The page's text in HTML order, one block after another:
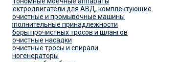
Электродвигатели для АВД, комплектующие
Прочистные и промывочные машины
Дополнительные принадлежности
Наборы прочистных тросов и шлангов
Прочистные насадки
Прочистные тросы и спирали
Пеногенераторы